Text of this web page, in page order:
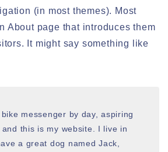
(in most themes). Most
About page that introduces them
It might say something like
bike messenger by day, aspiring
this is my website. I live in
a great dog named Jack,